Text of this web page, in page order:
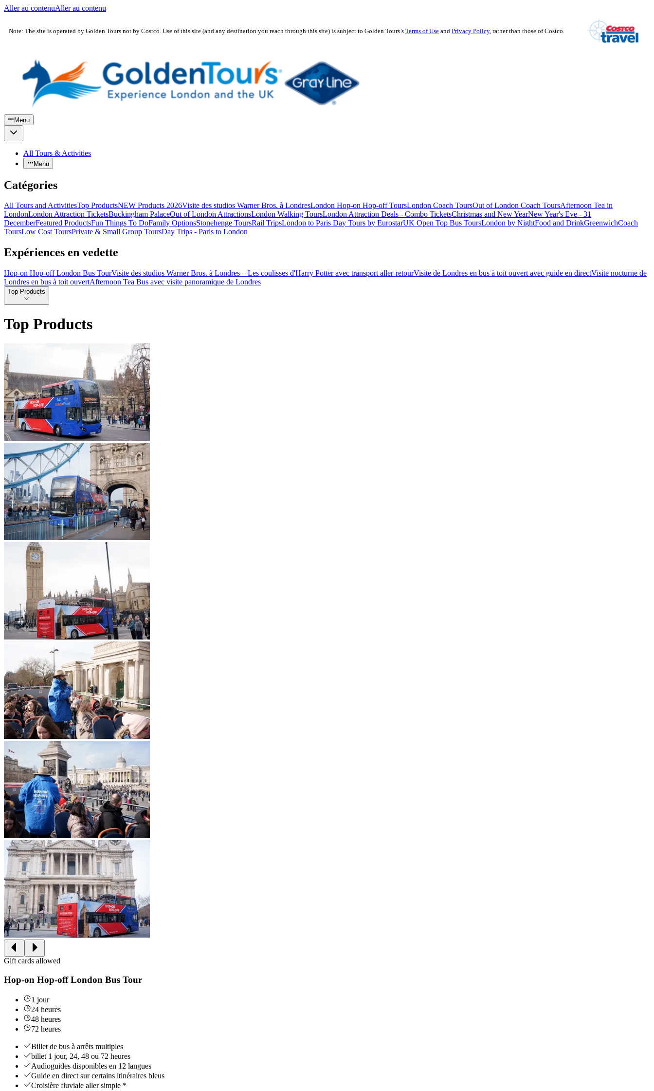
Aller au contenuAller au contenu
Note: The site is operated by Golden Tours not by Costco. Use of this site (and any destination you reach through this site) is subject to Golden Tours’s Terms of Use and Privacy Policy, rather than those of Costco.
Menu
All Tours & Activities
Menu
Catégories
All Tours and ActivitiesTop ProductsNEW Products 2026Visite des studios Warner Bros. à LondresLondon Hop-on Hop-off ToursLondon Coach ToursOut of London Coach ToursAfternoon Tea in
LondonLondon Attraction TicketsBuckingham PalaceOut of London AttractionsLondon Walking ToursLondon Attraction Deals - Combo TicketsChristmas and New YearNew Year's Eve - 31
DecemberFeatured ProductsFun Things To DoFamily OptionsStonehenge ToursRail TripsLondon to Paris Day Tours by EurostarUK Open Top Bus ToursLondon by NightFood and DrinkGreenwichCoach
ToursLow Cost ToursPrivate & Small Group ToursDay Trips - Paris to London
Expériences en vedette
Hop-on Hop-off London Bus TourVisite des studios Warner Bros. à Londres – Les coulisses d'Harry Potter avec transport aller-retourVisite de Londres en bus à toit ouvert avec guide en directVisite nocturne de
Londres en bus à toit ouvertAfternoon Tea Bus avec visite panoramique de Londres
Top Products
Top Products
Gift cards allowed
Hop-on Hop-off London Bus Tour
1 jour
24 heures
48 heures
72 heures
Billet de bus à arrêts multiples
billet 1 jour, 24, 48 ou 72 heures
Audioguides disponibles en 12 langues
Guide en direct sur certains itinéraires bleus
Croisière fluviale aller simple *